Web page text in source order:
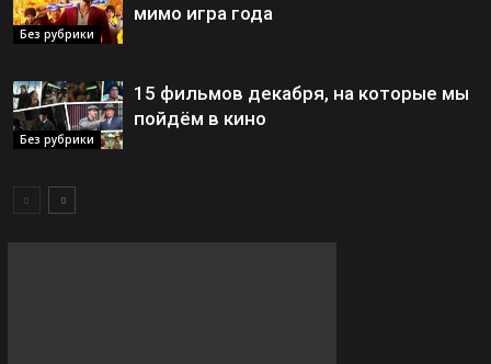
Без рубрики
мимо игра года
Без рубрики
15 фильмов декабря, на которые мы
пойдём в кино